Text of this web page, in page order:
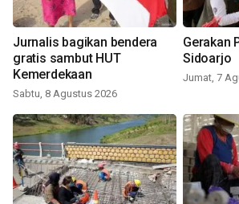
Jurnalis bagikan bendera
gratis sambut HUT
Kemerdekaan
Sabtu, 8 Agustus 2026
Gerakan
Sidoarjo
Jumat, 7